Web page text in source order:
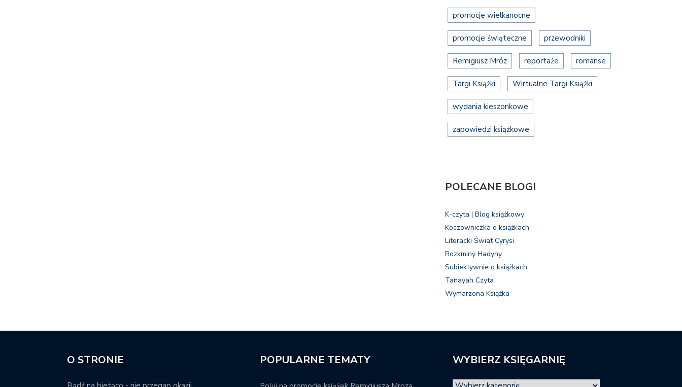
promocje wielkanocne
promocje świąteczne przewodniki
Remigiusz Mróz reportaże romanse
Targi Książki Wirtualne Targi Książki
wydania kieszonkowe
zapowiedzi książkowe
POLECANE BLOGI
K-czyta | Blog książkowy
Koczowniczka o książkach
Literacki Świat Cyrysi
Rozkminy Hadyny
Subiektywnie o książkach
Tanayah Czyta
Wymarzona Książka
O STRONIE POPULARNE TEMATY WYBIERZ KSIĘGARNIĘ